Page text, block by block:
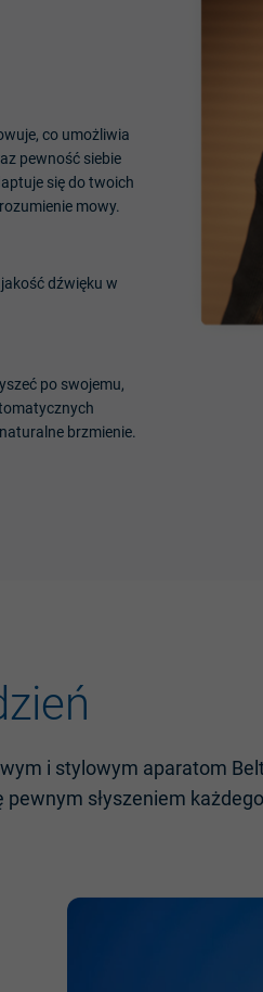
, co umożliwia
pewność siebie
siędotwoich
mowy.
jakośćdźwięku w
po swojemu,
naturalne brzmienie.
i stylowym aparatom
pewnym słyszeniem każdego